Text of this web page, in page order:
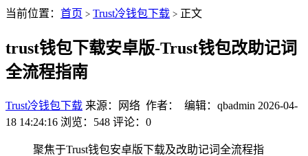
当前位置： 首页 > Trust冷钱包下载 > 正文
trust钱包下载安卓版-Trust钱包改助记词
全流程指南
Trust冷钱包下载 来源：网络 作者： 编辑：qbadmin 2026-04-
18 14:24:16 浏览：548 评论：0
聚焦于Trust钱包安卓版下载及改助记词全流程指